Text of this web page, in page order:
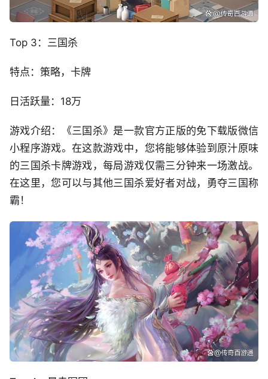
Top 3：三国杀
特点：策略，卡牌
日活跃量：18万
游戏介绍：《三国杀》是一款官方正版的免下载版微信
小程序游戏。在这款游戏中，您将能够体验到原汁原味
的三国杀卡牌游戏，每局游戏仅需三分钟来一场激战。
在这里，您可以与其他三国杀爱好者对战，勇夺三国称
霸！